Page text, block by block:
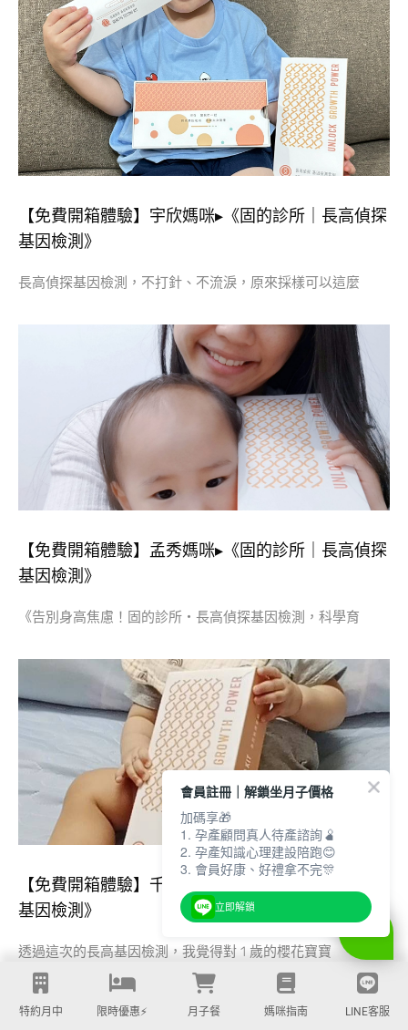
【免費開箱體驗】宇欣媽咪▸《固的診所｜長高偵探
基因檢測》
長高偵探基因檢測，不打針、不流淚，原來採樣可以這麼
【免費開箱體驗】孟秀媽咪▸《固的診所｜長高偵探
基因檢測》
《告別身高焦慮！固的診所・長高偵探基因檢測，科學育
【免費開箱體驗】千淯媽咪▸《固的診所｜長高偵探
基因檢測》
透過這次的長高基因檢測，我覺得對 1 歲的櫻花寶寶
特約月中 限時優惠⚡️ 月子餐 媽咪指南 LINE客服
會員註冊｜解鎖坐月子價格
加碼享🎁
1. 孕產顧問真人待產諮詢🫄
2. 孕產知識心理建設陪跑😊
3. 會員好康、好禮拿不完🎊
立即解鎖